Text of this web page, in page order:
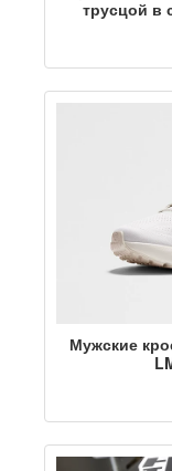
трусцой в
спортивная
Мужские